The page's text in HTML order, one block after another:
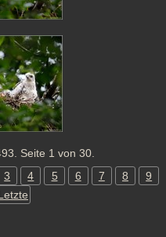
Seite 1 von 30.
3 4 5 6 7 8
9